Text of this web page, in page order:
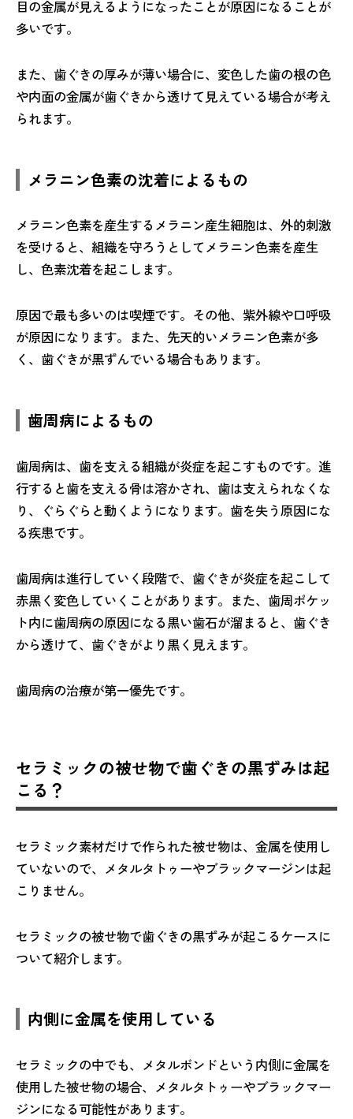
目の金属が見えるようになったことが原因になることが
多いです。
また、歯ぐきの厚みが薄い場合に、変色した歯の根の色
や内面の金属が歯ぐきから透けて見えている場合が考え
られます。
メラニン色素の沈着によるもの
メラニン色素を産生するメラニン産生細胞は、外的刺激
を受けると、組織を守ろうとしてメラニン色素を産生
し、色素沈着を起こします。
原因で最も多いのは喫煙です。その他、紫外線や口呼吸
が原因になります。また、先天的いメラニン色素が多
く、歯ぐきが黒ずんでいる場合もあります。
歯周病によるもの
歯周病は、歯を支える組織が炎症を起こすものです。進
行すると歯を支える骨は溶かされ、歯は支えられなくな
り、ぐらぐらと動くようになります。歯を失う原因にな
る疾患です。
歯周病は進行していく段階で、歯ぐきが炎症を起こして
赤黒く変色していくことがあります。また、歯周ポケッ
ト内に歯周病の原因になる黒い歯石が溜まると、歯ぐき
から透けて、歯ぐきがより黒く見えます。
歯周病の治療が第一優先です。
セラミックの被せ物で歯ぐきの黒ずみは起
こる？
セラミック素材だけで作られた被せ物は、金属を使用し
ていないので、メタルタトゥーやブラックマージンは起
こりません。
セラミックの被せ物で歯ぐきの黒ずみが起こるケースに
ついて紹介します。
内側に金属を使用している
セラミックの中でも、メタルボンドという内側に金属を
使用した被せ物の場合、メタルタトゥーやブラックマー
ジンになる可能性があります。